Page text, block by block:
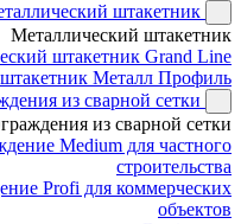
штакетник
Металлический штакетник
штакетник Grand Line
Металл Профиль
из сварной сетки
из сварной сетки
Medium для частного
строительства
Profi для коммерческих
объектов